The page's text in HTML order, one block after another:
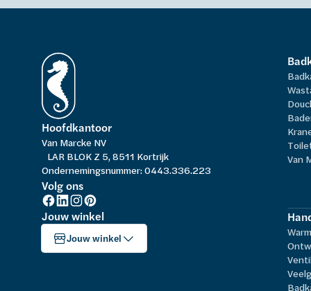
Hoofdkantoor
Van Marcke NV
LAR BLOK Z 5, 8511 Kortrijk
Ondernemingsnummer: 0443.336.223
Volg ons
Jouw winkel
Jouw winkel
Van